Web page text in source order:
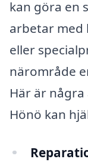
kan göra en
arbetar
eller
närområde
Här är några
Hönö kan